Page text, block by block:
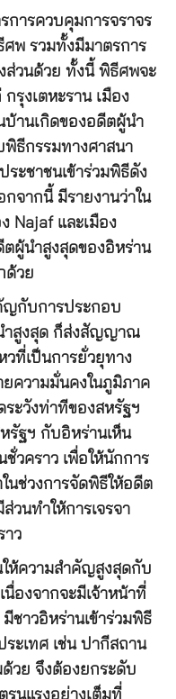
การควบคุมการจราจร
พ รวมทั้งมีมาตรการ
ส่วนด้วย ทั้งนี้ พิธีศพจะ
รุงเตหะราน เมือง
บ้านเกิดของอดีตผู้นำ
พิธีกรรมทางศาสนา
ระชาชนเข้าร่วมพิธีดัง
จากนี้ มีรายงานว่าใน
Najaf และเมือง
ตผู้นำสูงสุดของอิหร่าน
ด้วย
ญกับการประกอบ
ำสูงสุด ก็ส่งสัญญาณ
วที่เป็นการยั่วยุทาง
ความมั่นคงในภูมิภาค
ะวังท่าทีของสหรัฐฯ
รัฐฯ กับอิหร่านเห็น
ชั่วคราว เพื่อให้นักการ
ในช่วงการจัดพิธีให้อดีต
วนทำให้การเจรจา
าว
ห้ความสำคัญสูงสุดกับ
องจากจะมีเจ้าหน้าที่
ชาวอิหร่านเข้าร่วมพิธี
ะเทศ เช่น ปากีสถาน
ด้วย จึงต้องยกระดับ
รุนแรงอย่างเต็มที่